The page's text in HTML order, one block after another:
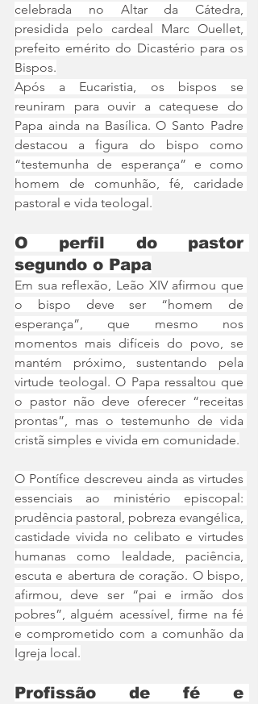
celebrada no Altar da Cátedra,
presidida pelo cardeal Marc Ouellet,
prefeito emérito do Dicastério para os
Bispos.
Após a Eucaristia, os bispos se
reuniram para ouvir a catequese do
Papa ainda na Basílica. O Santo Padre
destacou a figura do bispo como
“testemunha de esperança” e como
homem de comunhão, fé, caridade
pastoral e vida teologal.
O perfil do pastor
segundo o Papa
Em sua reflexão, Leão XIV afirmou que
o bispo deve ser “homem de
esperança”, que mesmo nos
momentos mais difíceis do povo, se
mantém próximo, sustentando pela
virtude teologal. O Papa ressaltou que
o pastor não deve oferecer “receitas
prontas”, mas o testemunho de vida
cristã simples e vivida em comunidade.
O Pontífice descreveu ainda as virtudes
essenciais ao ministério episcopal:
prudência pastoral, pobreza evangélica,
castidade vivida no celibato e virtudes
humanas como lealdade, paciência,
escuta e abertura de coração. O bispo,
afirmou, deve ser “pai e irmão dos
pobres”, alguém acessível, firme na fé
e comprometido com a comunhão da
Igreja local.
Profissão de fé e